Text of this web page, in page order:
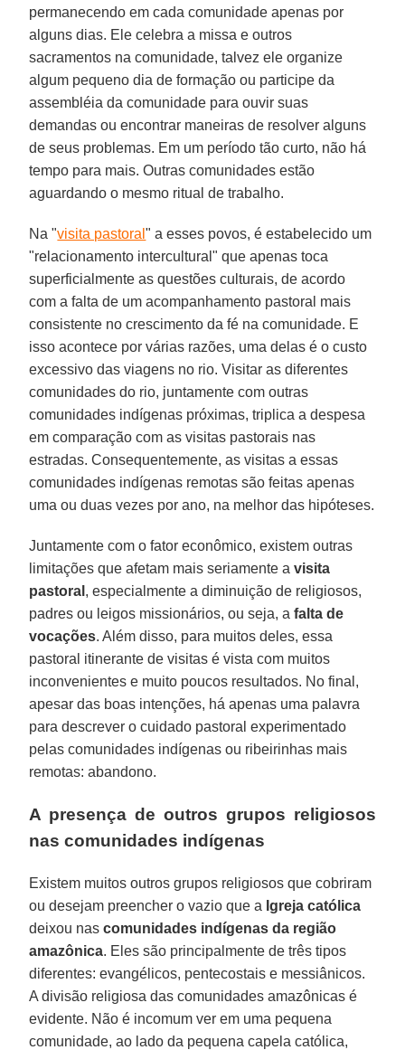
permanecendo em cada comunidade apenas por
alguns dias. Ele celebra a missa e outros
sacramentos na comunidade, talvez ele organize
algum pequeno dia de formação ou participe da
assembléia da comunidade para ouvir suas
demandas ou encontrar maneiras de resolver alguns
de seus problemas. Em um período tão curto, não há
tempo para mais. Outras comunidades estão
aguardando o mesmo ritual de trabalho.
Na "visita pastoral" a esses povos, é estabelecido um
"relacionamento intercultural" que apenas toca
superficialmente as questões culturais, de acordo
com a falta de um acompanhamento pastoral mais
consistente no crescimento da fé na comunidade. E
isso acontece por várias razões, uma delas é o custo
excessivo das viagens no rio. Visitar as diferentes
comunidades do rio, juntamente com outras
comunidades indígenas próximas, triplica a despesa
em comparação com as visitas pastorais nas
estradas. Consequentemente, as visitas a essas
comunidades indígenas remotas são feitas apenas
uma ou duas vezes por ano, na melhor das hipóteses.
Juntamente com o fator econômico, existem outras
limitações que afetam mais seriamente avisita
pastoral , especialmente a diminuição de religiosos,
padres ou leigos missionários, ou seja, afalta de
vocações. Além disso, para muitos deles, essa
pastoral itinerante de visitas é vista com muitos
inconvenientes e muito poucos resultados. No final,
apesar das boas intenções, há apenas uma palavra
para descrever o cuidado pastoral experimentado
pelas comunidades indígenas ou ribeirinhas mais
remotas: abandono.
A presença de outros grupos religiosos
nas comunidades indígenas
Existem muitos outros grupos religiosos que cobriram
ou desejam preencher o vazio que a Igreja católica
deixou nascomunidades indígenas da região
amazônica. Eles são principalmente de três tipos
diferentes: evangélicos, pentecostais e messiânicos.
A divisão religiosa das comunidades amazônicas é
evidente. Não é incomum ver em uma pequena
comunidade, ao lado da pequena capela católica,